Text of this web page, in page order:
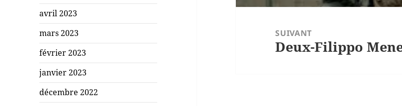
avril 2023
mars 2023
février 2023
janvier 2023
décembre 2022
SUIVANT
Article
Deux-Filippo